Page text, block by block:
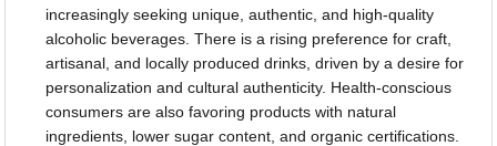
increasingly seeking unique, authentic, and high-quality
alcoholic beverages. There is a rising preference for craft,
artisanal, and locally produced drinks, driven by a desire for
personalization and cultural authenticity. Health-conscious
consumers are also favoring products with natural
ingredients, lower sugar content, and organic certifications.